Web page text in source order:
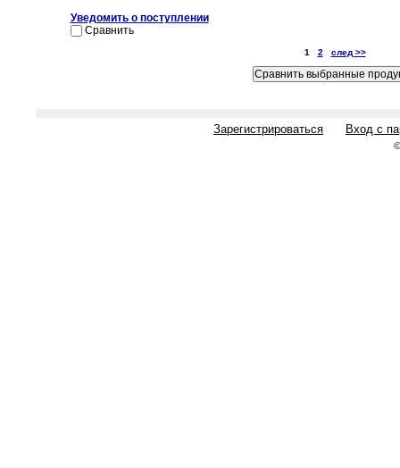
Уведомить о поступлении
Сравнить
1 2 след >>
Зарегистрироваться Вход с